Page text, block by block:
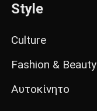
Style
Culture
Fashion & Beauty
Αυτοκίνητο